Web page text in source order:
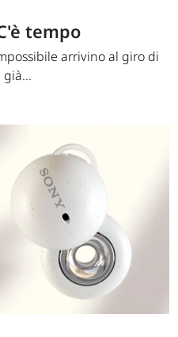
tempo
arrivino al giro di